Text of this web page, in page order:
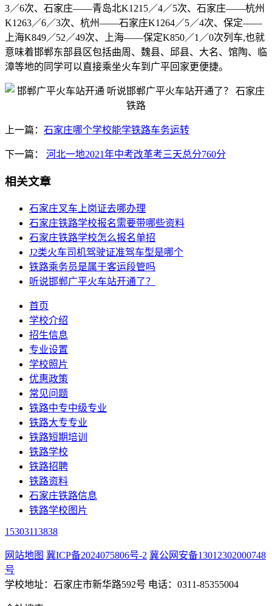
3／6次、石家庄——青岛北K1215／4／5次、石家庄——杭州
K1263／6／3次、杭州——石家庄K1264／5／4次、保定——
上海K849／52／49次、上海——保定K850／1／0次列车,也就
意味着邯郸东部县区包括曲周、魏县、邱县、大名、馆陶、临
漳等地的同学可以直接乘坐火车到广平回家更便捷。
上一篇： 石家庄哪个学校能学铁路车务运转
下一篇： 河北一地2021年中考改革考三天总分760分
相关文章
石家庄叉车上岗证去哪办理
石家庄铁路学校报名需要带哪些资料
石家庄铁路学校怎么报名单招
J2类火车司机驾驶证准驾车型是哪个
铁路乘务员是属于客运段管吗
听说邯郸广平火车站开通了？
首页
学校介绍
招生信息
专业设置
学校照片
优惠政策
常见问题
铁路中专中级专业
铁路大专专业
铁路短期培训
铁路学校
铁路招聘
铁路资料
石家庄铁路信息
铁路学校图片
15303113838
网站地图 冀ICP备2024075806号-2 冀公网安备13012302000748
号
学校地址：石家庄市新华路592号 电话：0311-85355004